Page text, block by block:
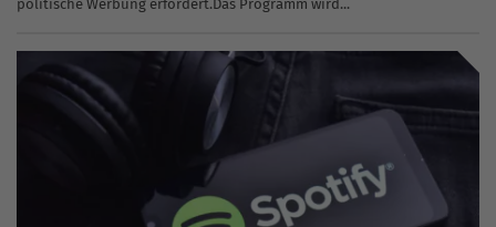
politische Werbung erfordert.Das Programm wird...